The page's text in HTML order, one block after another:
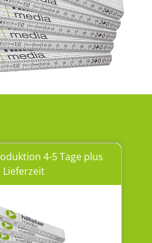
4-5 Tage plus
Lieferzeit